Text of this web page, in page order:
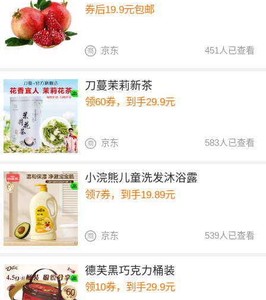
券后19.9元包邮
451人已查看
京东
刀蔓茉莉新茶
领60券，到手29.9元
583人已查看
京东
小浣熊儿童洗发沐浴露
领7券，到手19.89元
539人已查看
京东
德芙黑巧克力桶装
领10券，到手29.9元